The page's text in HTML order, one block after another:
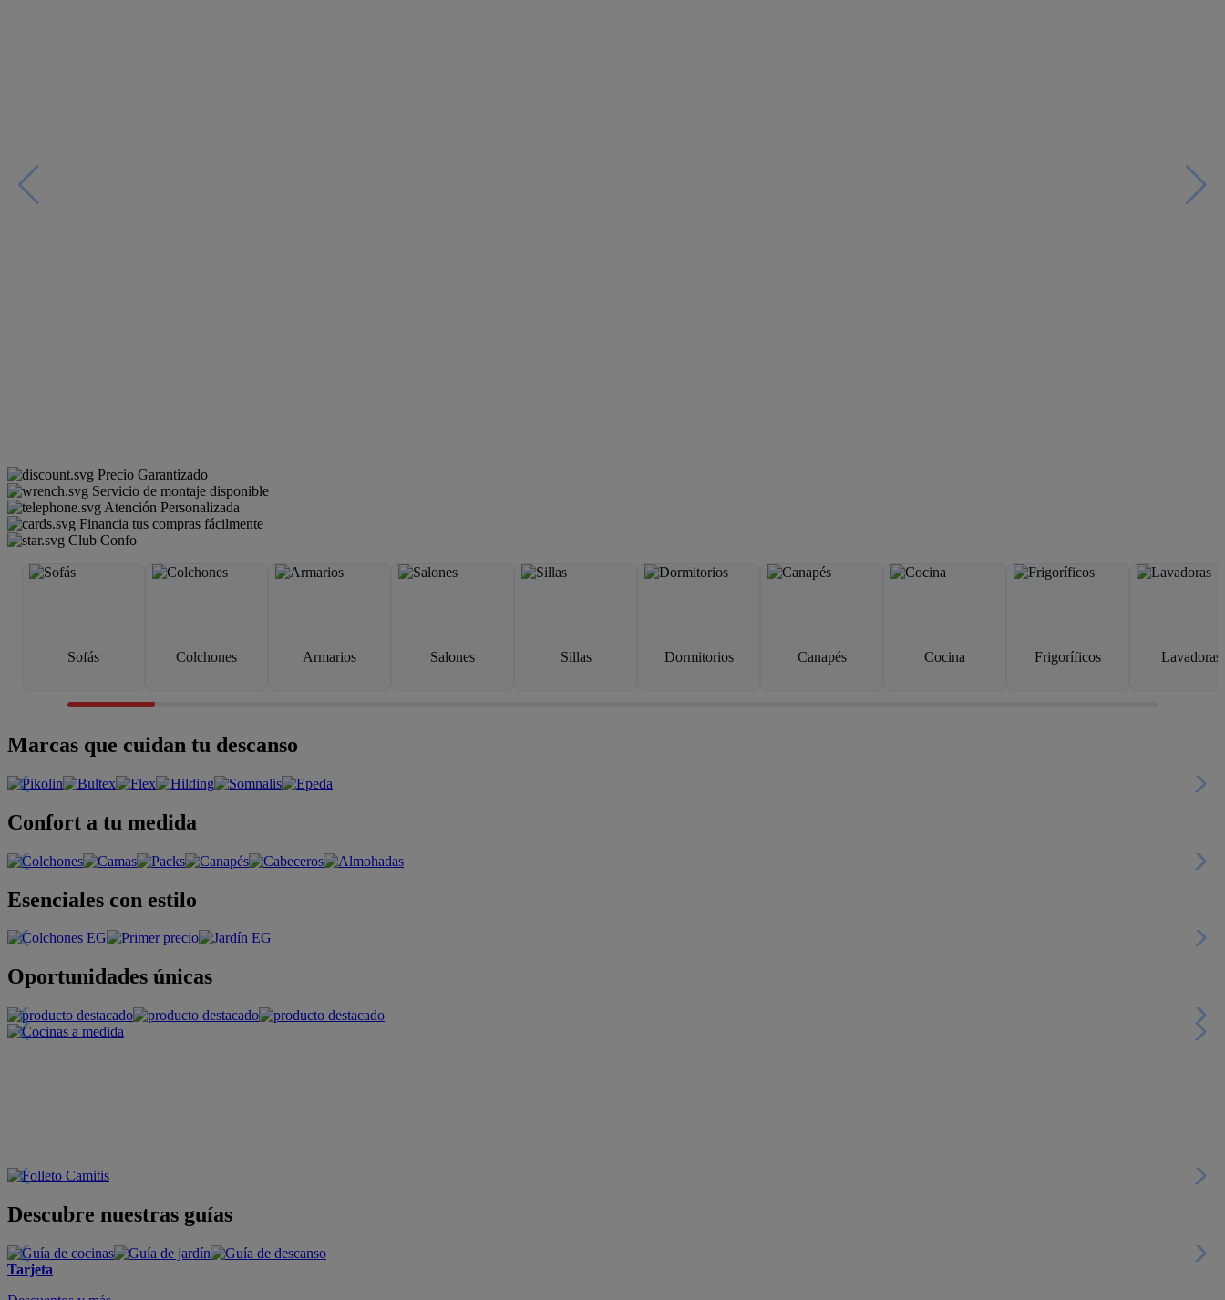
Precio Garantizado
Servicio de montaje disponible
Atención Personalizada
Financia tus compras fácilmente
Club Confo
Sofás Colchones Armarios Salones Sillas Dormitorios Canapés Cocina Frigoríficos Lavadoras
Marcas que cuidan tu descanso
Confort a tu medida
Esenciales con estilo
Oportunidades únicas
Descubre nuestras guías
Tarjeta